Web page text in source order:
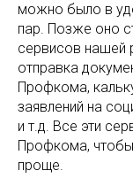
можно было в
пар. Позже оно
сервисов нашей
отправка
Профкома,
заявлений на
и т.д. Все эти
Профкома, чтобы
проще.